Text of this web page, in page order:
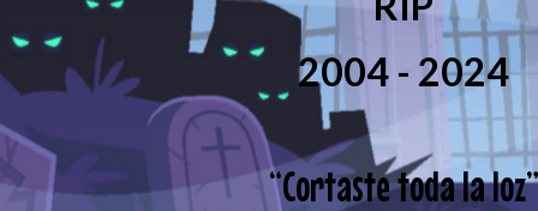
2004 - 2024
“Cortaste toda la loz”